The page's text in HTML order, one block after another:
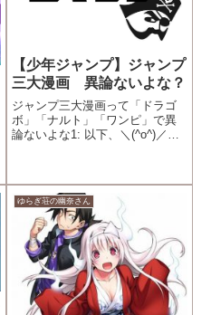
【少年ジャンプ】ジャンプ
三大漫画 異論ないよな？
ジャンプ三大漫画って「ドラゴ
ボ」「ナルト」「ワンピ」で異
論ないよな1: 以下、＼(^o^)／で
ゆらぎ荘の幽奈さん